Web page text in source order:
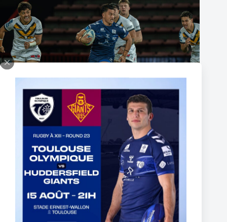
The End of Reubenn Rennie’s Olympian Journey
6 août 2026